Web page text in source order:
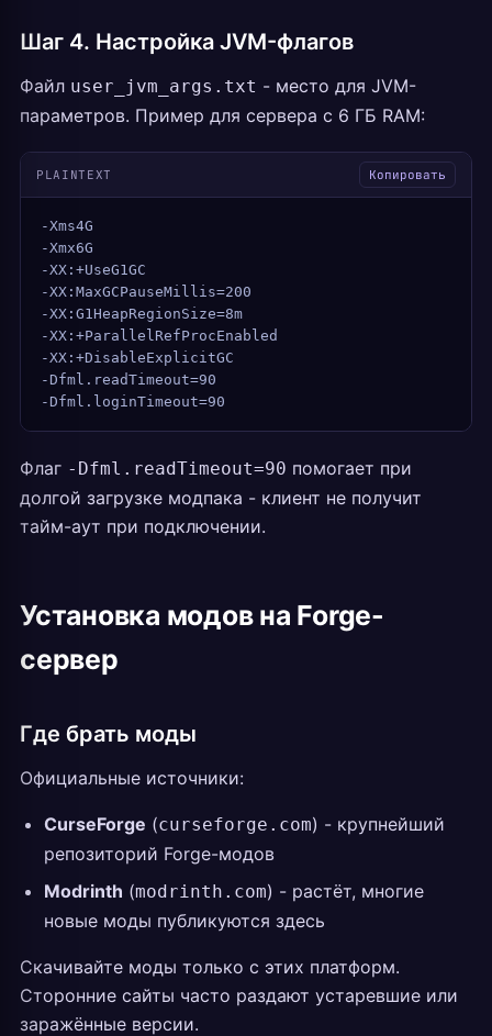
Шаг 4. Настройка JVM-флагов
Файл user_jvm_args.txt - место для JVM-
параметров. Пример для сервера с 6 ГБ RAM:
PLAINTEXT Копировать
-Xms4G
-Xmx6G
-XX:+UseG1GC
-XX:MaxGCPauseMillis=200
-XX:G1HeapRegionSize=8m
-XX:+ParallelRefProcEnabled
-XX:+DisableExplicitGC
-Dfml.readTimeout=90
-Dfml.loginTimeout=90
Флаг -Dfml.readTimeout=90 помогает при
долгой загрузке модпака - клиент не получит
тайм-аут при подключении.
Установка модов на Forge-
сервер
Где брать моды
Официальные источники:
CurseForge (curseforge.com) - крупнейший
репозиторий Forge-модов
Modrinth (modrinth.com) - растёт, многие
новые моды публикуются здесь
Скачивайте моды только с этих платформ.
Сторонние сайты часто раздают устаревшие или
заражённые версии.